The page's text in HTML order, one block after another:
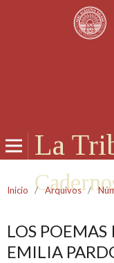
La
Inicio / Arquivos /
LOS
EMILIA